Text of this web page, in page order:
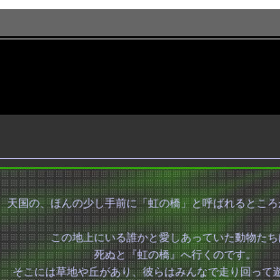
天国の、ほんの少し手前に「虹の橋」と呼ばれるとこ
この地上にいる誰かと愛しあっていた動物たち
死ぬと『虹の橋』へ行くのです。
そこには草地や丘があり、彼らはみんなで走り回って